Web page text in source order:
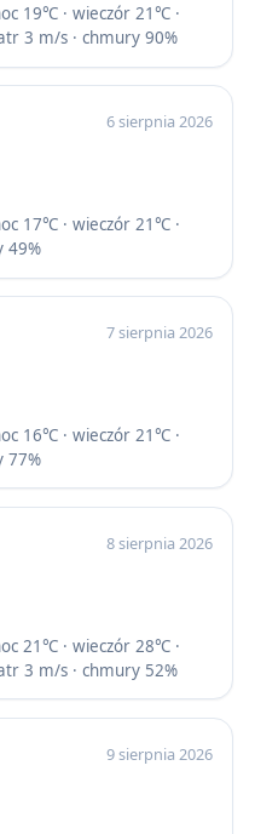
19℃ · wieczór 21℃ ·
3 m/s · chmury 90%
6 sierpnia 2026
17℃ · wieczór 21℃ ·
49%
7 sierpnia 2026
16℃ · wieczór 21℃ ·
77%
8 sierpnia 2026
21℃ · wieczór 28℃ ·
3 m/s · chmury 52%
9 sierpnia 2026